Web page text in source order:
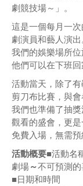
劇競技場～」。
這是一個每月一
劇演員和藝人演出
我們的娛樂場所
他們可以在下班回
活動當天，除了
剪刀布比賽，與會
我們也準備了抽
觀看的盛會，更是
免費入場，無需預
活動概要■活動名
劇場～不可預測
■日期和時間